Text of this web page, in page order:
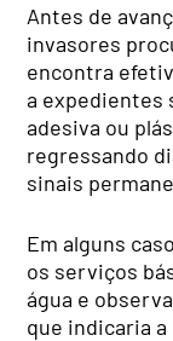
Antes de
invasores
encontra
a expedientes
adesiva ou
regressando
sinais
Em alguns
os serviços
água e
que indicaria